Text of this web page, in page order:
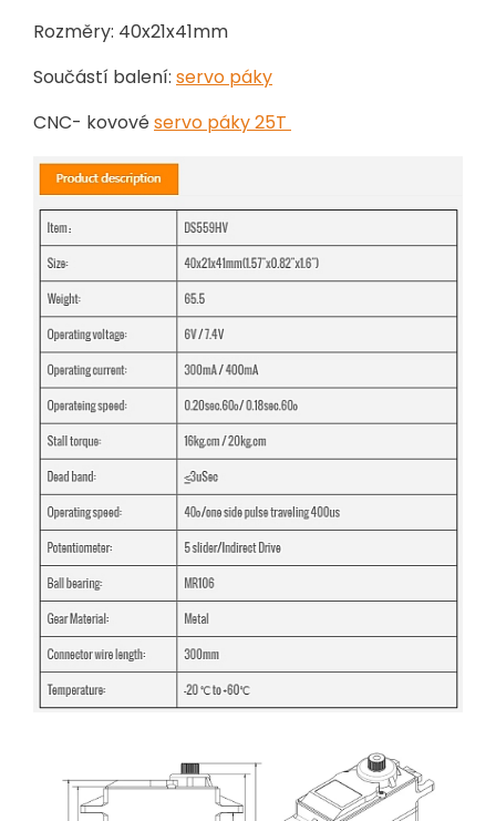
Rozměry: 40x21x41mm
Součástí balení: servo páky
CNC- kovovéservo páky 25T